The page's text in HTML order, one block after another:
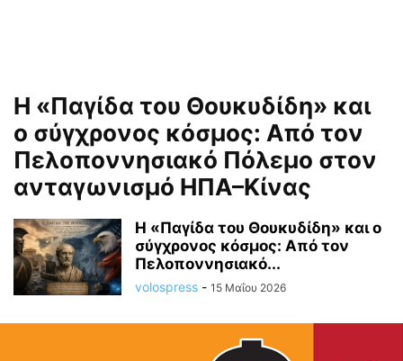
Η «Παγίδα του Θουκυδίδη» και
ο σύγχρονος κόσμος: Από τον
Πελοποννησιακό Πόλεμο στον
ανταγωνισμό ΗΠΑ–Κίνας
Η «Παγίδα του Θουκυδίδη» και ο
σύγχρονος κόσμος: Από τον
Πελοποννησιακό...
volospress - 15 Μαΐου 2026